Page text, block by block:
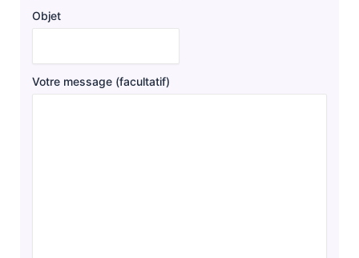
Objet
Votre message (facultatif)